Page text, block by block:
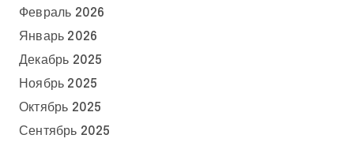
Февраль 2026
Январь 2026
Декабрь 2025
Ноябрь 2025
Октябрь 2025
Сентябрь 2025